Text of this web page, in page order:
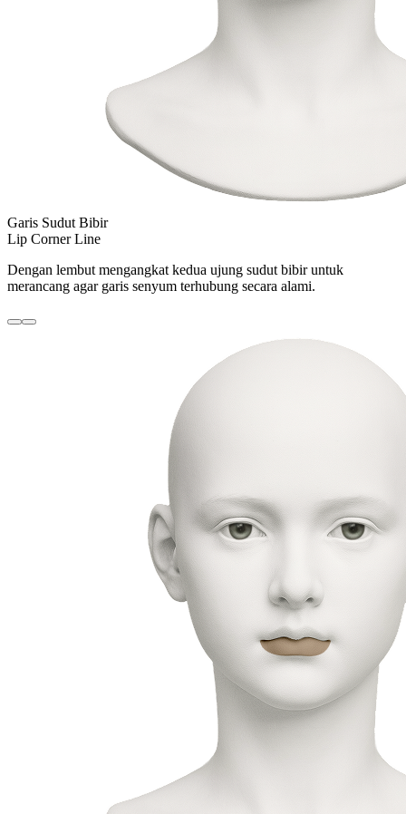
Garis Sudut Bibir
Lip Corner Line
Dengan lembut mengangkat kedua ujung sudut bibir untuk
merancang agar garis senyum terhubung secara alami.